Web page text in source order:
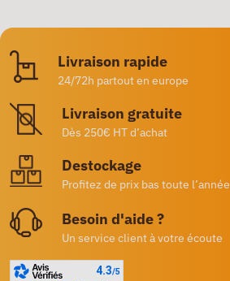
Livraison rapide
24/72h partout en europe
Livraison gratuite
Dès 250€ HT d’achat
Destockage
Profitez de prix bas toute l’année
Besoin d'aide ?
Un service client à votre écoute